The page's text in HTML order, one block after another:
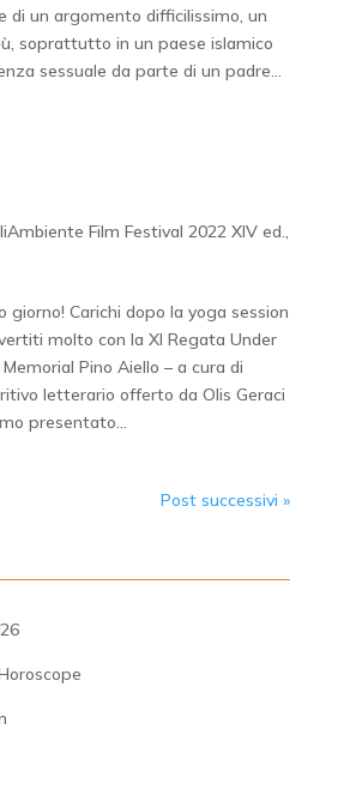
di un argomento difficilissimo, un
soprattutto in un paese islamico
sessuale da parte di un padre...
Film Festival 2022 XIV ed.,
giorno! Carichi dopo la yoga session
molto con la XI Regata Under
Pino Aiello – a cura di
letterario offerto da Olis Geraci
presentato...
Post successivi »